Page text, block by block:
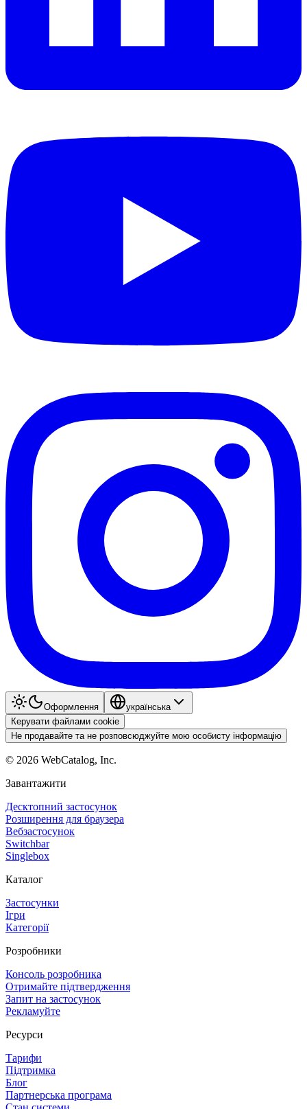
Оформлення
українська
Керувати файлами cookie
Не продавайте та не розповсюджуйте мою особисту інформацію
© 2026 WebCatalog, Inc.
Завантажити
Десктопний застосунок
Розширення для браузера
Вебзастосунок
Switchbar
Singlebox
Каталог
Застосунки
Ігри
Категорії
Розробники
Консоль розробника
Отримайте підтвердження
Запит на застосунок
Рекламуйте
Ресурси
Тарифи
Підтримка
Блог
Партнерська програма